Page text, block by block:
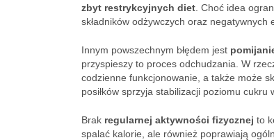
zbyt restrykcyjnych diet . Choć idea
składników odżywczych oraz negatywnych
Innym powszechnym błędem jest
przyspieszy to proces odchudzania. W
codzienne funkcjonowanie, a także może
posiłków sprzyja stabilizacji poziomu cukru
Brak regularnej aktywności fizycznej to
spalać kalorie, ale również poprawiają